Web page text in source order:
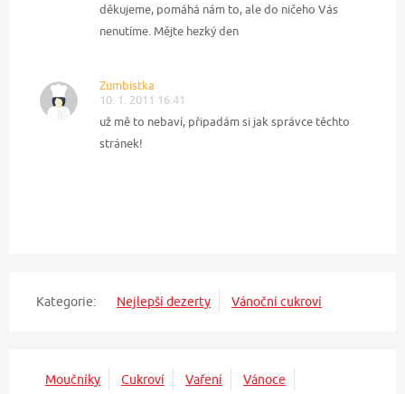
děkujeme, pomáhá nám to, ale do ničeho Vás
nenutíme. Mějte hezký den
Zumbistka
10. 1. 2011 16:41
už mě to nebaví, připadám si jak správce těchto
stránek!
Kategorie: Nejlepší dezerty Vánoční cukroví
Moučníky Cukroví Vaření
Vánoce